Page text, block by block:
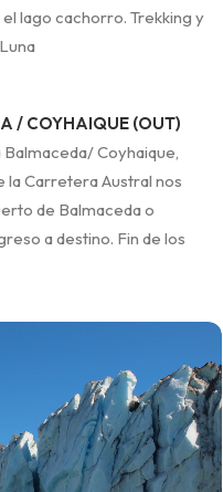
lago cachorro. Trekking y
/ COYHAIQUE (OUT)
Coyhaique,
Carretera Austral nos
de Balmaceda o
a destino. Fin de los